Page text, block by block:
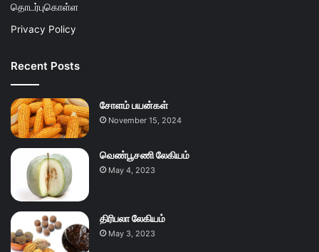
தொடர்புகொள்ள
Privacy Policy
Recent Posts
சோளம் பயன்கள்
November 15, 2024
வெண்பூசணி லேகியம்
May 4, 2023
திரிபலா லேகியம்
May 3, 2023